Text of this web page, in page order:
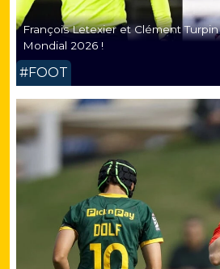
François Letexier et Clément
Mondial 2026 !
#FOOT